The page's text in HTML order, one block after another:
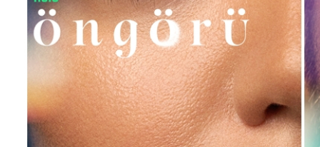
MERCAN KÖŞK dizisinin afişi hazır